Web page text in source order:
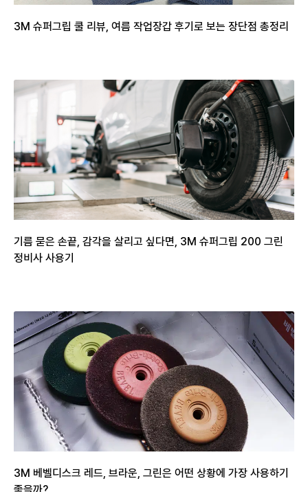
3M 슈퍼그립 쿨 리뷰, 여름 작업장갑 후기로 보는 장단점 총정리
기름 묻은 손끝, 감각을 살리고 싶다면, 3M 슈퍼그립 200 그린
정비사 사용기
3M 베벨디스크 레드, 브라운, 그린은 어떤 상황에 가장 사용하기